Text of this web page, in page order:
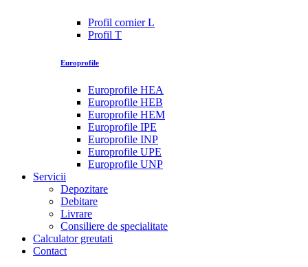
Profil cornier L
Profil T
Europrofile
Europrofile HEA
Europrofile HEB
Europrofile HEM
Europrofile IPE
Europrofile INP
Europrofile UPE
Europrofile UNP
Servicii
Depozitare
Debitare
Livrare
Consiliere de specialitate
Calculator greutati
Contact